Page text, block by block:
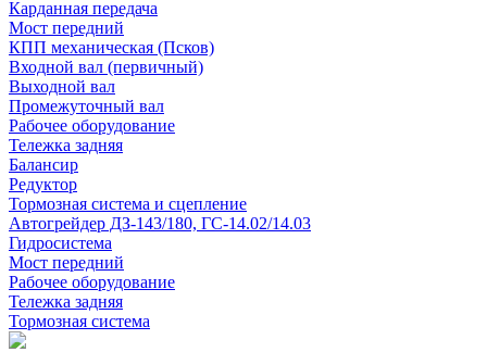
Карданная передача
Мост передний
КПП механическая (Псков)
Входной вал (первичный)
Выходной вал
Промежуточный вал
Рабочее оборудование
Тележка задняя
Балансир
Редуктор
Тормозная система и сцепление
Автогрейдер ДЗ-143/180, ГС-14.02/14.03
Гидросистема
Мост передний
Рабочее оборудование
Тележка задняя
Тормозная система